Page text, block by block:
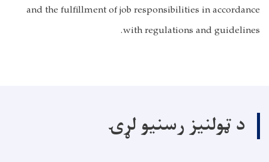
and the fulfillment of job responsibilities in accordance
with regulations and guidelines.
د ټولنیز رسنیو لړۍ